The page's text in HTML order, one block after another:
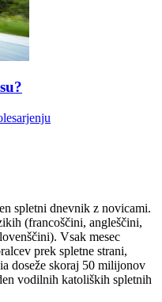
spletni dnevnik z novicami.
(francoščini, angleščini,
Vsak mesec
prek spletne strani,
doseže skoraj 50 milijonov
vodilnih katoliških spletnih